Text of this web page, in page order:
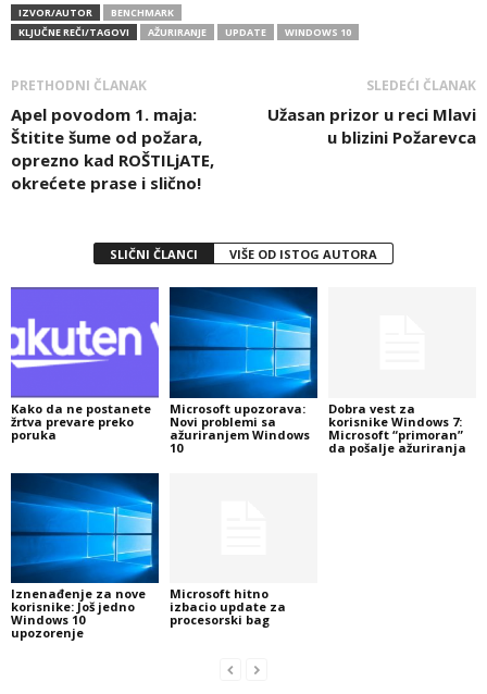
IZVOR/AUTOR
BENCHMARK
KLJUČNE REČI/TAGOVI
AŽURIRANJE UPDATE WINDOWS 10
PRETHODNI ČLANAK
Apel povodom 1. maja:
Štitite šume od požara,
oprezno kad ROŠTILjATE,
okrećete prase i slično!
SLEDEĆI ČLANAK
Užasan prizor u reci Mlavi
u blizini Požarevca
SLIČNI ČLANCI VIŠE OD ISTOG AUTORA
Kako da ne postanete
žrtva prevare preko
poruka
Microsoft upozorava:
Novi problemi sa
ažuriranjem Windows
10
Dobra vest za
korisnike Windows 7:
Microsoft “primoran”
da pošalje ažuriranja
Iznenađenje za nove
korisnike: Još jedno
Windows 10
upozorenje
Microsoft hitno
izbacio update za
procesorski bag